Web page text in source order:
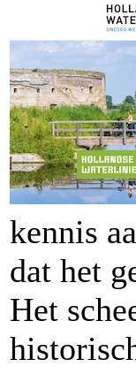
kennis
dat het
Het